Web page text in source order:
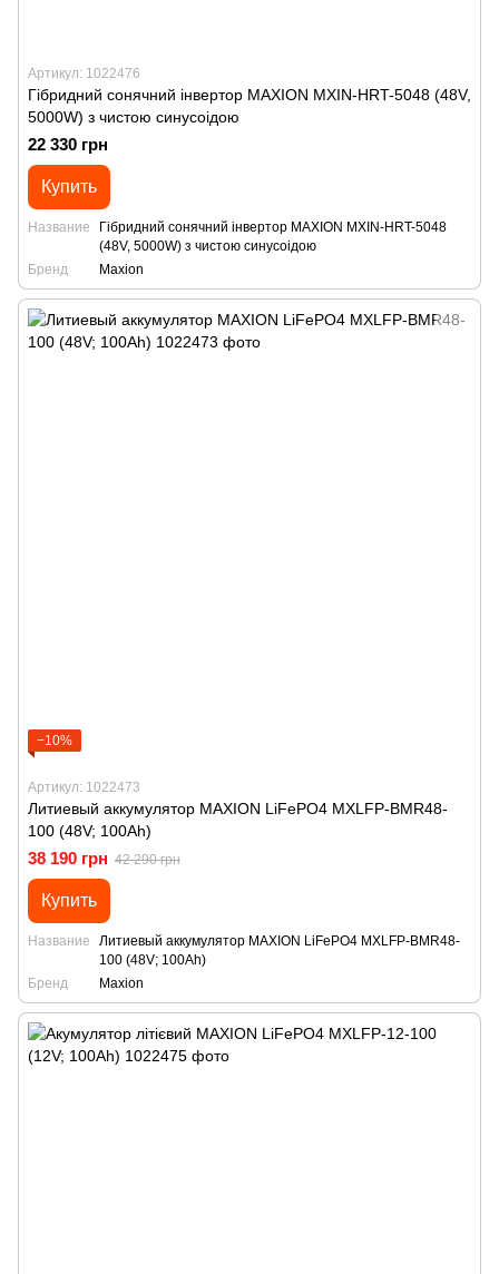
Артикул: 1022476
Гібридний сонячний інвертор MAXION MXIN-HRT-5048 (48V,
5000W) з чистою синусоідою
22 330 грн
Купить
Название
Гібридний сонячний інвертор MAXION MXIN-HRT-5048
(48V, 5000W) з чистою синусоідою
Бренд
Maxion
−10%
Артикул: 1022473
Литиевый аккумулятор MAXION LiFePO4 MXLFP-BMR48-
100 (48V; 100Ah)
38 190 грн 42 290 грн
Купить
Название
Литиевый аккумулятор MAXION LiFePO4 MXLFP-BMR48-
100 (48V; 100Ah)
Бренд
Maxion